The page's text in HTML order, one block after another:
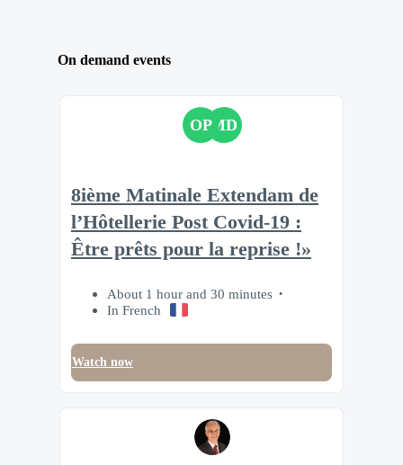
On demand events
OPMD
8ième Matinale Extendam de
l’Hôtellerie Post Covid-19 :
Être prêts pour la reprise !»
About 1 hour and 30 minutes
In French
Watch now